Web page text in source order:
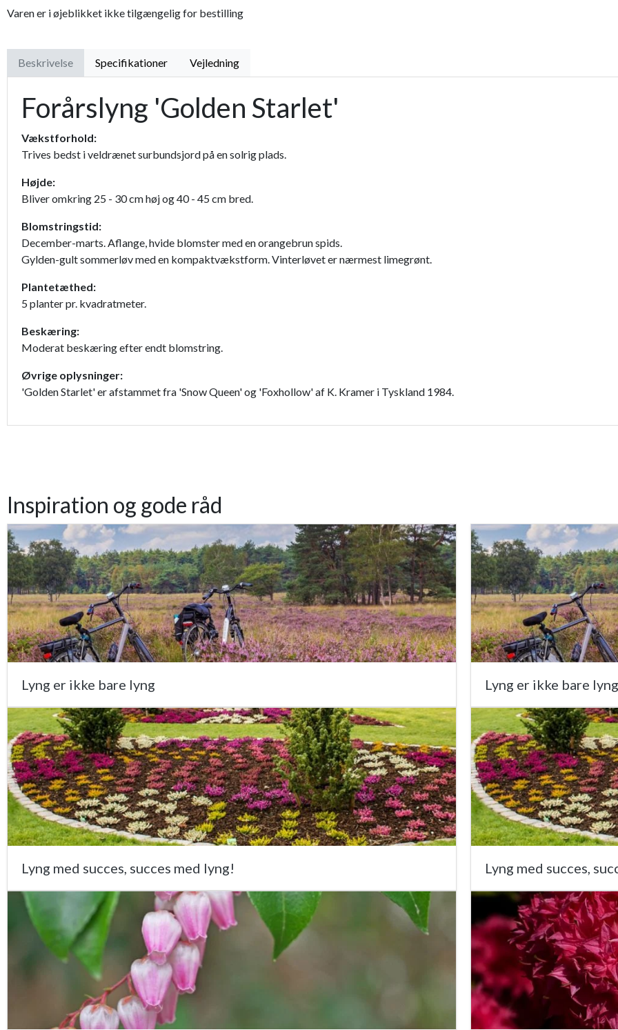
Varen er i øjeblikket ikke tilgængelig for bestilling
Beskrivelse Specifikationer Vejledning
Forårslyng 'Golden Starlet'
Vækstforhold:
Trives bedst i veldrænet surbundsjord på en solrig plads.
Højde:
Bliver omkring 25 - 30 cm høj og 40 - 45 cm bred.
Blomstringstid:
December-marts. Aflange, hvide blomster med en orangebrun spids.
Gylden-gult sommerløv med en kompaktvækstform. Vinterløvet er nærmest limegrønt.
Plantetæthed:
5 planter pr. kvadratmeter.
Beskæring:
Moderat beskæring efter endt blomstring.
Øvrige oplysninger:
'Golden Starlet' er afstammet fra 'Snow Queen' og 'Foxhollow' af K. Kramer i Tyskland 1984.
Inspiration og gode råd
Lyng er ikke bare lyng Lyng er ikke bare lyng
Lyng med succes, succes med lyng! Lyng med succes,